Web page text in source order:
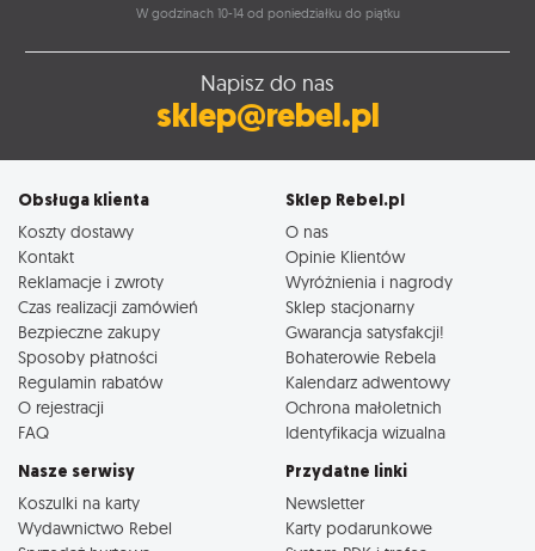
W godzinach 10-14 od poniedziałku do piątku
Napisz do nas
sklep@rebel.pl
Obsługa klienta
Koszty dostawy
Kontakt
Reklamacje i zwroty
Czas realizacji zamówień
Bezpieczne zakupy
Sposoby płatności
Regulamin rabatów
O rejestracji
FAQ
Sklep Rebel.pl
O nas
Opinie Klientów
Wyróżnienia i nagrody
Sklep stacjonarny
Gwarancja satysfakcji!
Bohaterowie Rebela
Kalendarz adwentowy
Ochrona małoletnich
Identyfikacja wizualna
Nasze serwisy
Koszulki na karty
Wydawnictwo Rebel
Przydatne linki
Newsletter
Karty podarunkowe